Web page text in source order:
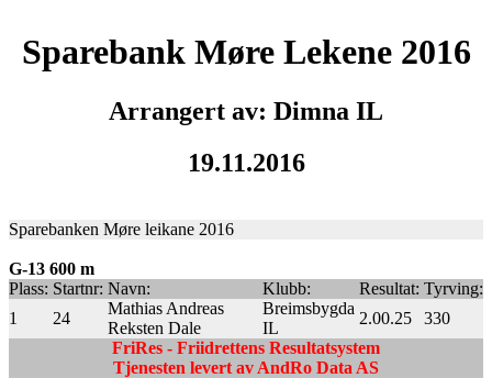
Sparebank Møre Lekene 2016
Arrangert av: Dimna IL
19.11.2016
Sparebanken Møre leikane 2016
G-13 600 m
Plass: Startnr: Navn: Klubb: Resultat: Tyrving:
1
24
Mathias Andreas
Reksten Dale
Breimsbygda
IL
2.00.25
330
FriRes - Friidrettens Resultatsystem
Tjenesten levert av AndRo Data AS